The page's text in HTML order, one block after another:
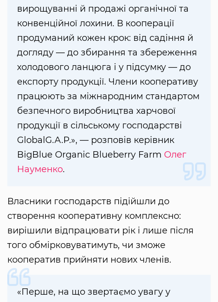
вирощуванні й продажі органічної та
конвенційної лохини. В кооперації
продуманий кожен крок: від садіння й
догляду — до збирання та збереження
холодового ланцюга і у підсумку — до
експорту продукції. Члени кооперативу
працюють за міжнародним стандартом
безпечного виробництва харчової
продукції в сільському господарстві
GlobalG.A.P.», — розповів керівник
BigBlue Organic Blueberry Farm Олег
Науменко.
Власники господарств підійшли до
створення кооперативну комплексно:
вирішили відпрацювати рік і лише після
того обмірковуватимуть, чи зможе
кооператив прийняти нових членів.
«Перше, на що звертаємо увагу у